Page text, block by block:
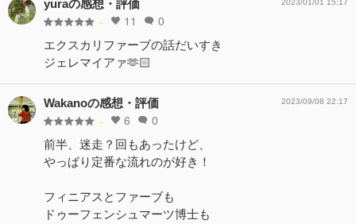
yuraの感想・評価
- 11 0
2023/01/01 15:17
エクスカリファーブの話だいすき
ジェレマイアァ🫶🏻
Wakanoの感想・評価
- 6 0
2023/09/08 22:17
前半、迷走？回もあったけど、
やっぱり定番な流れのが好き！
フィニアスとファーブも
ドゥーフェンシュマーツ博士も